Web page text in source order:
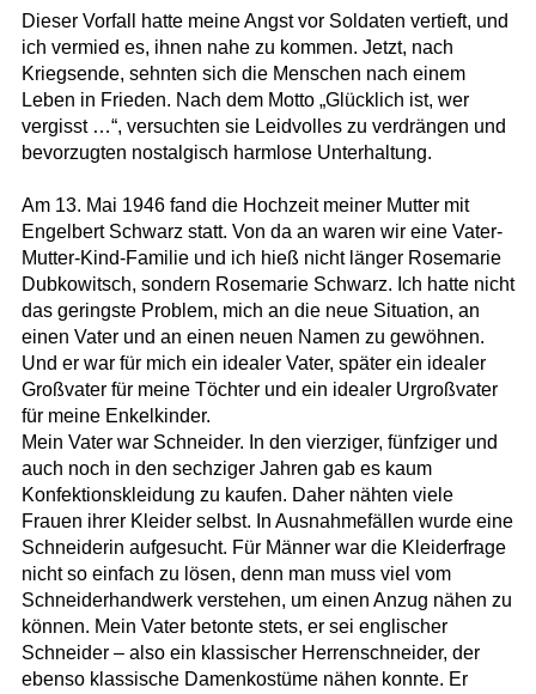
Dieser Vorfall hatte meine Angst vor Soldaten vertieft, und
ich vermied es, ihnen nahe zu kommen. Jetzt, nach
Kriegsende, sehnten sich die Menschen nach einem
Leben in Frieden. Nach dem Motto „Glücklich ist, wer
vergisst …“, versuchten sie Leidvolles zu verdrängen und
bevorzugten nostalgisch harmlose Unterhaltung.
Am 13. Mai 1946 fand die Hochzeit meiner Mutter mit
Engelbert Schwarz statt. Von da an waren wir eine Vater-
Mutter-Kind-Familie und ich hieß nicht länger Rosemarie
Dubkowitsch, sondern Rosemarie Schwarz. Ich hatte nicht
das geringste Problem, mich an die neue Situation, an
einen Vater und an einen neuen Namen zu gewöhnen.
Und er war für mich ein idealer Vater, später ein idealer
Großvater für meine Töchter und ein idealer Urgroßvater
für meine Enkelkinder.
Mein Vater war Schneider. In den vierziger, fünfziger und
auch noch in den sechziger Jahren gab es kaum
Konfektionskleidung zu kaufen. Daher nähten viele
Frauen ihrer Kleider selbst. In Ausnahmefällen wurde eine
Schneiderin aufgesucht. Für Männer war die Kleiderfrage
nicht so einfach zu lösen, denn man muss viel vom
Schneiderhandwerk verstehen, um einen Anzug nähen zu
können. Mein Vater betonte stets, er sei englischer
Schneider – also ein klassischer Herrenschneider, der
ebenso klassische Damenkostüme nähen konnte. Er